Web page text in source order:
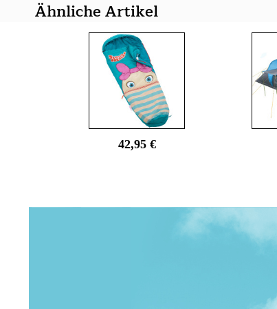
Ähnliche Artikel
42,95 €